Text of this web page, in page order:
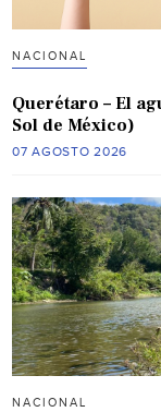
NACIONAL
Querétaro – El
Sol de México)
07 AGOSTO 2026
NACIONAL